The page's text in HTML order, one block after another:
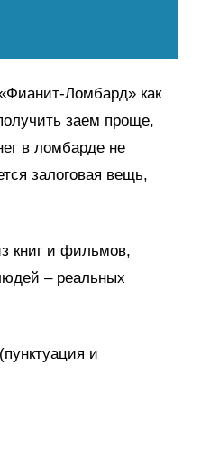
Ломбард» как
заем проще,
в ломбарде не
залоговая вещь,
книг и фильмов,
– реальных
и